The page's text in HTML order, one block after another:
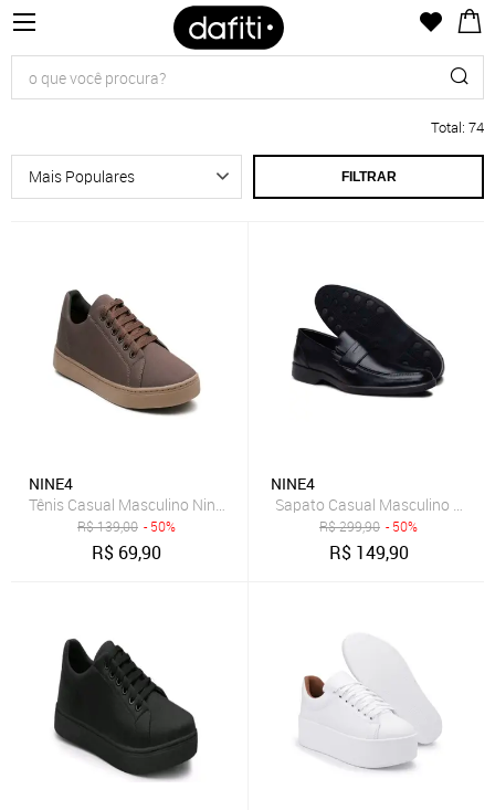
Total: 74
FILTRAR
NINE4
Tênis Casual Masculino Nine4 Em Lona Macia Confort - Café
R$139,00 - 50%
R$ 69,90
NINE4
Sapato Casual Masculino
R$299,90 - 50%
R$ 149,90